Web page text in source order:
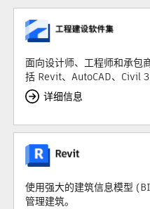
面向设计师、工程师和承包
括 Revit、AutoCAD、Civil
详细信息
使用强大的建筑信息模型
管理建筑。